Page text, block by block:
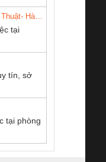
16I+
(2008130000)
Nẹp nhôm chống
trơn Đà Nẵng
THIÊN ÂN VIỆT
NAM
ĐỘNG TIẾN
tại
tín, sở
tại phòng